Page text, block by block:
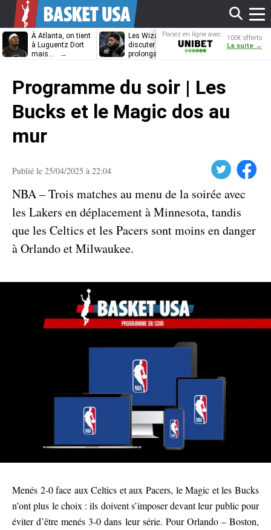
À Atlanta, on tient
à Luguentz Dort
mais…
Les Wizards vont
discuter
prolongation avec
Dennis
découvrira-t-il
Pariez en ligne avec
Unibet
100€ offerts
La suite →
Programme du soir | Les
Bucks et le Magic dos au
mur
Publié le 25/04/2025 à 22:04 Facebook
NBA – Trois matches au menu de la soirée avec
les Lakers en déplacement à Minnesota, tandis
que les Celtics et les Pacers sont moins en danger
à Orlando et Milwaukee.
Menés 2-0 face aux Celtics et aux Pacers, le Magic et les Bucks
n’ont plus le choix : ils doivent s’imposer devant leur public pour
éviter d’être menés 3-0 dans leur série. Pour Orlando – Boston,